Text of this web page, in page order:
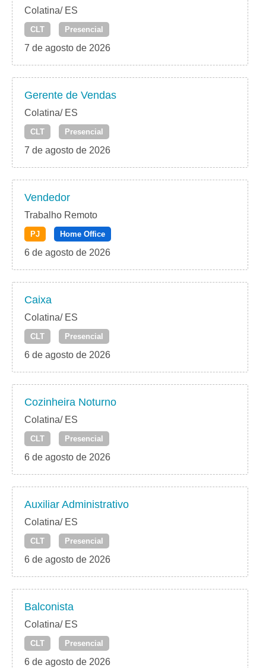
Colatina/ ES
CLT Presencial
7 de agosto de 2026
Gerente de Vendas
Colatina/ ES
CLT Presencial
7 de agosto de 2026
Vendedor
Trabalho Remoto
PJ Home Office
6 de agosto de 2026
Caixa
Colatina/ ES
CLT Presencial
6 de agosto de 2026
Cozinheira Noturno
Colatina/ ES
CLT Presencial
6 de agosto de 2026
Auxiliar Administrativo
Colatina/ ES
CLT Presencial
6 de agosto de 2026
Balconista
Colatina/ ES
CLT Presencial
6 de agosto de 2026